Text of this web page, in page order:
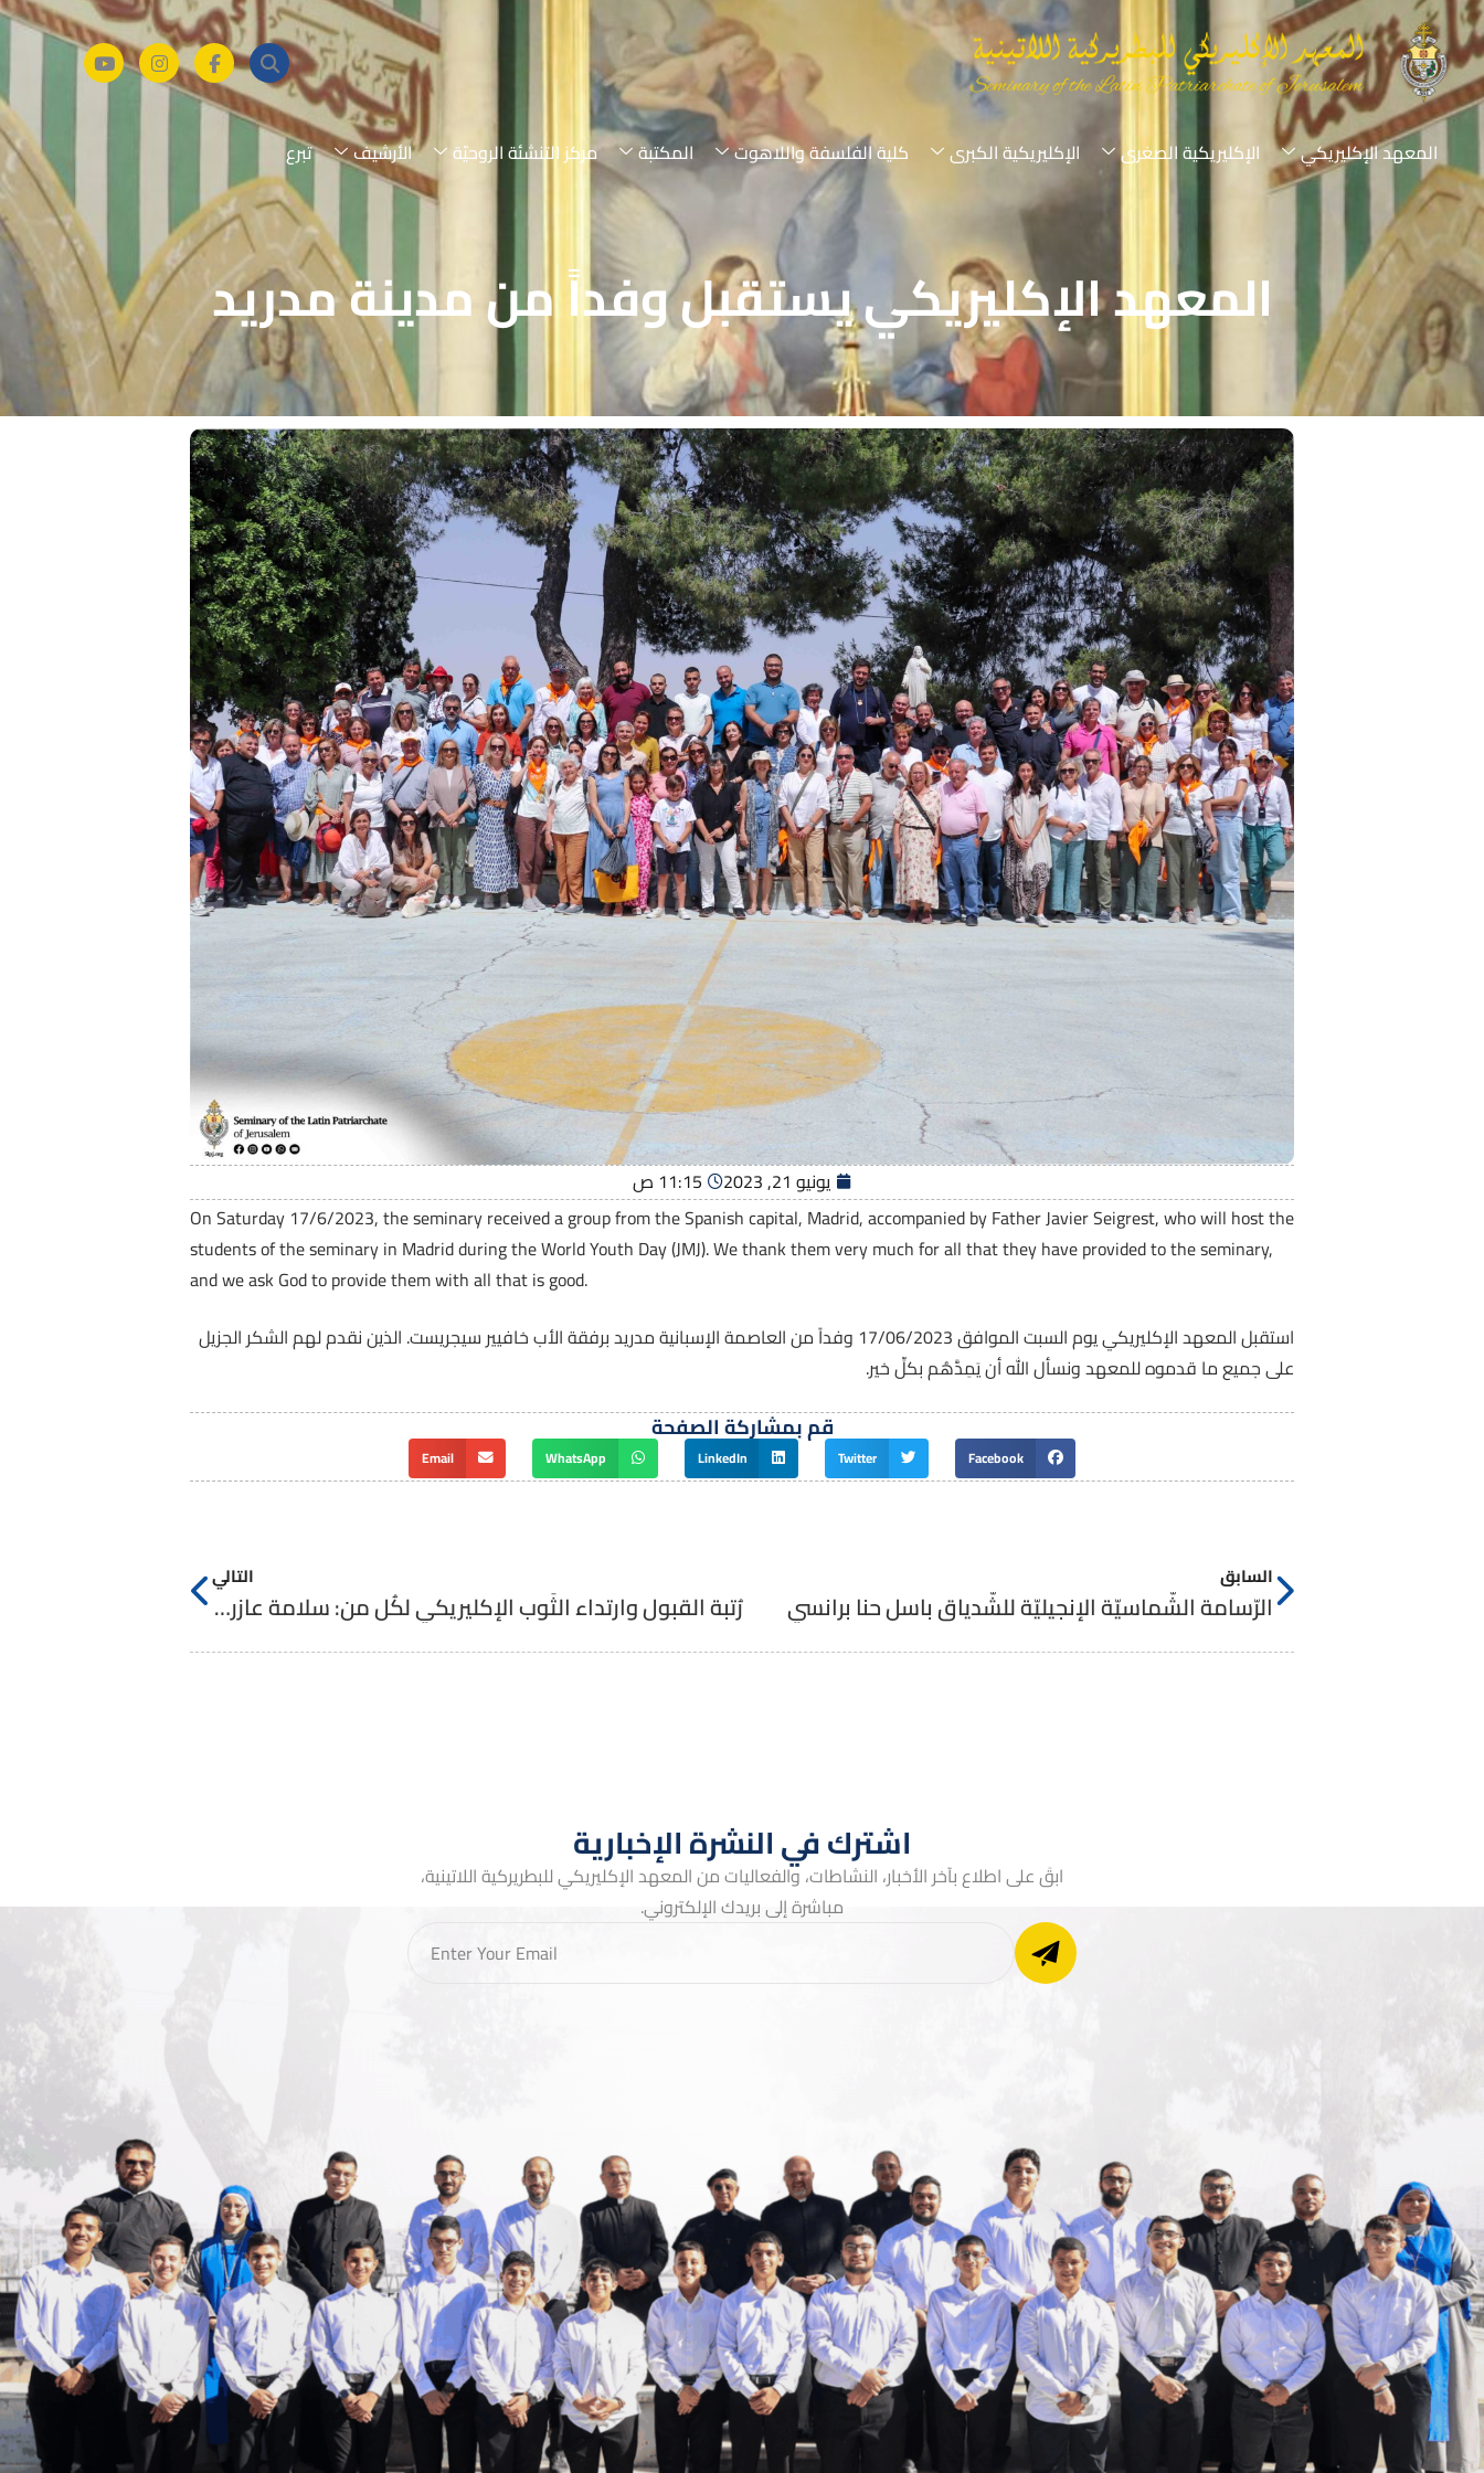
المعهد الإكليريكي الإكليريكية الصغرى الإكليريكية الكبرى كلية الفلسفة واللاهوت المكتبة مركز التنشئة الروحيّة الأرشيف تبرع
المعهد الإكليريكي يستقبل وفداً من مدينة مدريد
يونيو 21, 2023
11:15 ص
On Saturday 17/6/2023, the seminary received a group from the Spanish capital, Madrid, accompanied by Father Javier Seigrest, who will host the
students of the seminary in Madrid during the World Youth Day (JMJ). We thank them very much for all that they have provided to the seminary,
and we ask God to provide them with all that is good.
استقبل المعهد الإكليريكي يوم السبت الموافق 17/06/2023 وفداً من العاصمة الإسبانية مدريد برفقة الأب خافيير سيجريست. الذين نقدم لهم الشكر الجزيل
على جميع ما قدموه للمعهد ونسأل الله أن يَمِدَّهُم بكلِّ خير.
قم بمشاركة الصفحة
Facebook
Twitter
LinkedIn
WhatsApp
Email
السابق
الرّسامة الشّماسيّة الإنجيليّة للشّدياق باسل حنا برانسي
التالي
رُتبة القبول وارتداء الثَوب الإكليريكي لكُل من: سلامة عازر وفادي فتّال
اشترك في النشرة الإخبارية
ابقَ على اطلاع بآخر الأخبار، النشاطات، والفعاليات من المعهد الإكليريكي للبطريركية اللاتينية،
مباشرة إلى بريدك الإلكتروني.